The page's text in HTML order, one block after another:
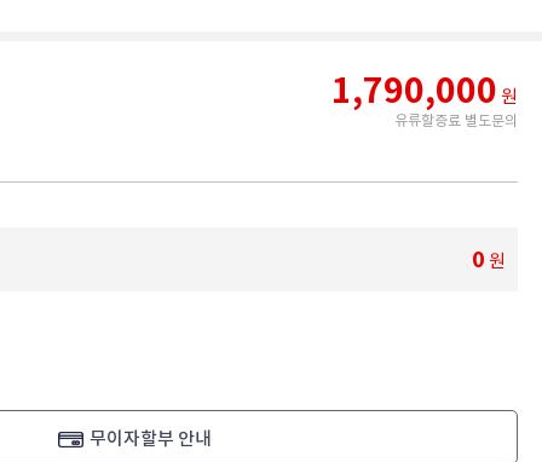
1,790,000 원
유류할증료 별도문의
0 원
무이자할부 안내